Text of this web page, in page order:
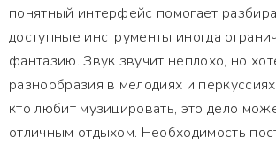
понятный интерфейс помогает
доступные инструменты иногда
фантазию. Звук звучит неплохо, но
разнообразия в мелодиях и
кто любит музицировать, это дело
отличным отдыхом. Необходимость